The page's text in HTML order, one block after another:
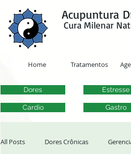
Acupuntura
Cura Milenar
Home Tratamentos
Dores
Cardio
Estresse
Gastro
All Posts Dores Crônicas